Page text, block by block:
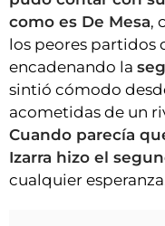
como es De Mesa,
los peores partidos
encadenando la
sintió cómodo
acometidas de un
Cuando parecía
Izarra hizo el
cualquier